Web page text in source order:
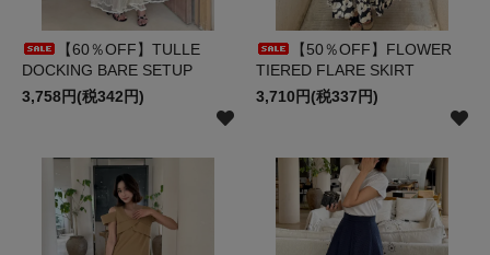
【60％OFF】TULLE
DOCKING BARE SETUP
3,758円(税342円)
【50％OFF】FLOWER
TIERED FLARE SKIRT
3,710円(税337円)